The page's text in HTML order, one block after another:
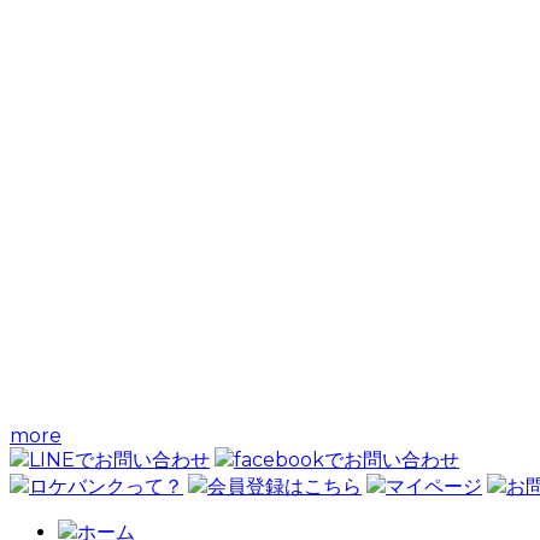
more
LINEでお問い合わせ
facebookでお問い合わせ
ロケバンクって？
会員登録はこちら マイページ
お
ホーム